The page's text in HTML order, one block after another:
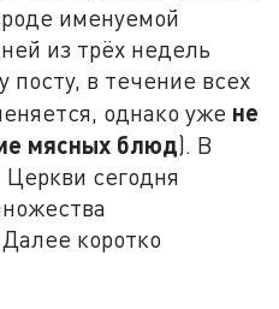
именуемой
из трёх недель
посту, в течение всех
однако уже не
мясных блюд). В
Церкви сегодня
коротко